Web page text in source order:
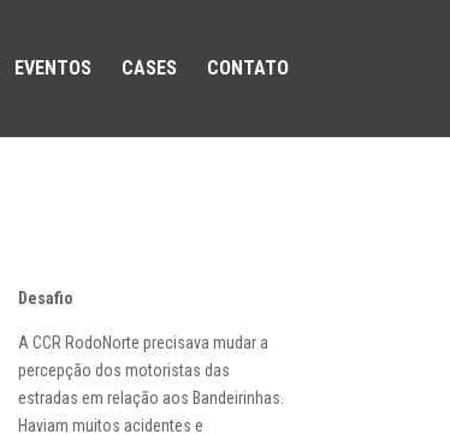
EVENTOS CASES CONTATO
Desafio
A CCR RodoNorte precisava mudar a
percepção dos motoristas das
estradas em relação aos Bandeirinhas.
Haviam muitos acidentes e